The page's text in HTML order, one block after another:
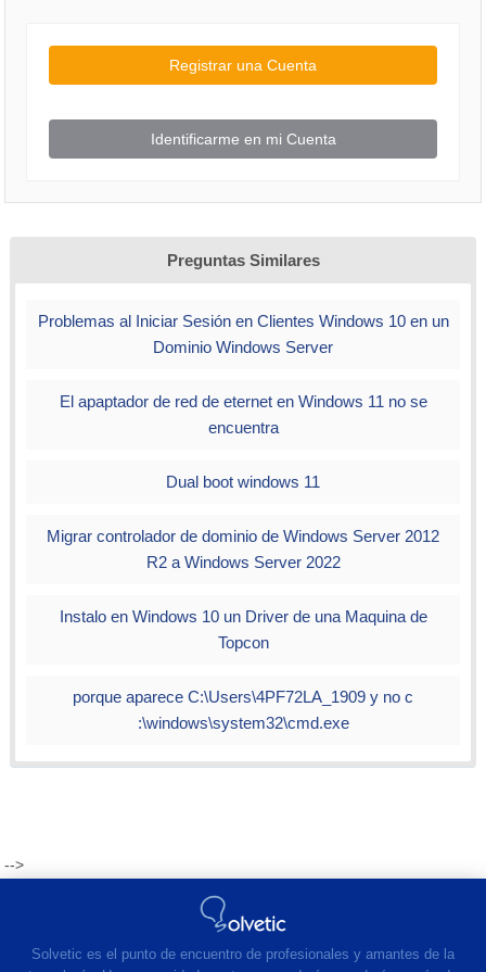
Registrar una Cuenta
Identificarme en mi Cuenta
Preguntas Similares
Problemas al Iniciar Sesión en Clientes Windows 10 en un
Dominio Windows Server
El apaptador de red de eternet en Windows 11 no se
encuentra
Dual boot windows 11
Migrar controlador de dominio de Windows Server 2012
R2 a Windows Server 2022
Instalo en Windows 10 un Driver de una Maquina de
Topcon
porque aparece C:\Users\4PF72LA_1909 y no c
:\windows\system32\cmd.exe
-->
Solvetic es el punto de encuentro de profesionales y amantes de la